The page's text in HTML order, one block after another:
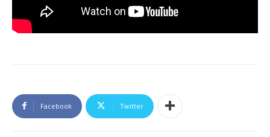
Facebook Twitter